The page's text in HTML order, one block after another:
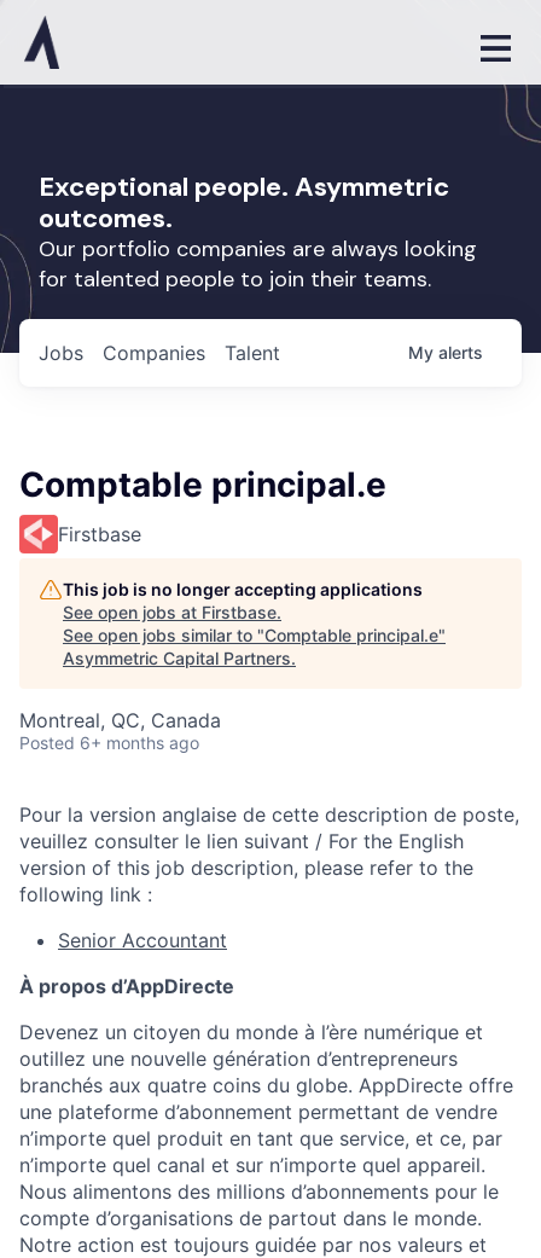
Exceptional people. Asymmetric
outcomes.
Our portfolio companies are always looking
for talented people to join their teams.
Jobs Companies Talent My alerts
Comptable principal.e
Firstbase
This job is no longer accepting applications
See open jobs at Firstbase.
See open jobs similar to "Comptable principal.e"
Asymmetric Capital Partners.
Montreal, QC, Canada
Posted 6+ months ago
Pour la version anglaise de cette description de poste,
veuillez consulter le lien suivant / For the English
version of this job description, please refer to the
following link :
Senior Accountant
À propos d’AppDirecte
Devenez un citoyen du monde à l’ère numérique et
outillez une nouvelle génération d’entrepreneurs
branchés aux quatre coins du globe. AppDirecte offre
une plateforme d’abonnement permettant de vendre
n’importe quel produit en tant que service, et ce, par
n’importe quel canal et sur n’importe quel appareil.
Nous alimentons des millions d’abonnements pour le
compte d’organisations de partout dans le monde.
Notre action est toujours guidée par nos valeurs et